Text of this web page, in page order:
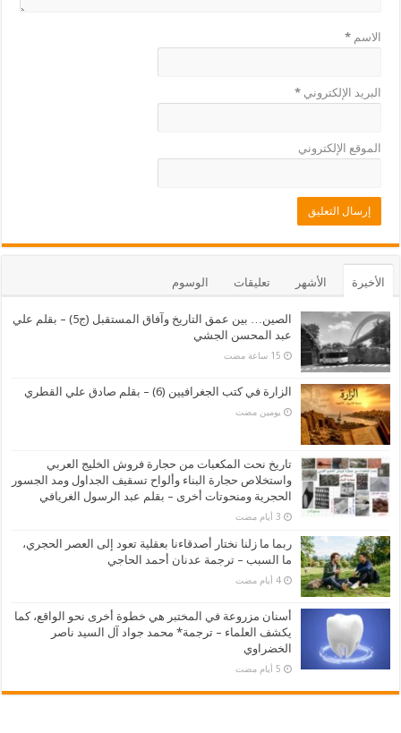
الاسم*
البريد الإلكتروني*
الموقع الإلكتروني
الأخيرة الأشهر تعليقات الوسوم
الصين… بين عمق التاريخ وآفاق المستقبل (ج5) – بقلم علي
عبد المحسن الجشي
الزارة في كتب الجغرافيين (6) – بقلم صادق علي القطري
‏يومين مضت
تاريخ نحت المكعبات من حجارة فروش الخليج العربي
واستخلاص حجارة البناء وألواح تسقيف الجداول ومد الجسور
الحجرية ومنحوتات أخرى – بقلم عبد الرسول الغريافي
ربما ما زلنا نختار أصدقاءنا بعقلية تعود إلى العصر الحجري،
ما السبب – ترجمة عدنان أحمد الحاجي
‏4 أيام مضت
أسنان مزروعة في المختبر هي خطوة أخرى نحو الواقع، كما
يكشف العلماء – ترجمة* محمد جواد آل السيد ناصر
الخضراوي